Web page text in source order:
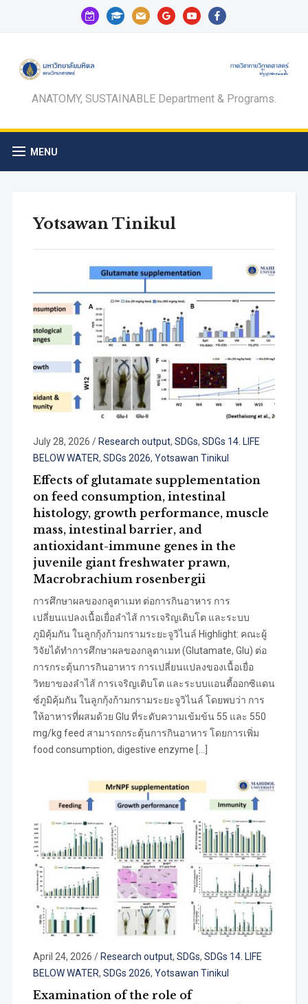
calendar-
check-
graduation-
cap
mail googleyoutubefacebook
ANATOMY, SUSTAINABLE Department & Programs.
MENU
Yotsawan Tinikul
July 28, 2026 / Research output, SDGs, SDGs 14. LIFE
BELOW WATER, SDGs 2026, Yotsawan Tinikul
Effects of glutamate supplementation
on feed consumption, intestinal
histology, growth performance, muscle
mass, intestinal barrier, and
antioxidant-immune genes in the
juvenile giant freshwater prawn,
Macrobrachium rosenbergii
การศึกษาผลของกลูตาเมท ต่อการกินอาหาร การ
เปลี่ยนแปลงเนื้อเยื่อลำไส้ การเจริญเติบโต และระบบ
ภูมิคุ้มกัน ในลูกกุ้งก้ามกรามระยะจูวิไนล์ Highlight: คณะผู้
วิจัยได้ทำการศึกษาผลของกลูตาเมท (Glutamate, Glu) ต่อ
การกระตุ้นการกินอาหาร การเปลี่ยนแปลงของเนื้อเยื่อ
วิทยาของลำไส้ การเจริญเติบโต และระบบแอนตี้ออกซิแดน
ซ์ภูมิคุ้มกัน ในลูกกุ้งก้ามกรามระยะจูวิไนล์ โดยพบว่า การ
ให้อาหารที่ผสมด้วย Glu ที่ระดับความเข้มข้น 55 และ 550
mg/kg feed สามารถกระตุ้นการกินอาหาร โดยการเพิ่ม
food consumption, digestive enzyme […]
April 24, 2026 / Research output, SDGs, SDGs 14. LIFE
BELOW WATER, SDGs 2026, Yotsawan Tinikul
Examination of the role of